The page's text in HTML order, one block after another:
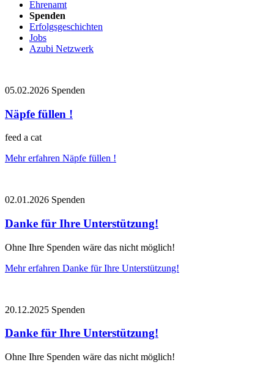
Ehrenamt
Spenden
Erfolgsgeschichten
Jobs
Azubi Netzwerk
05.02.2026 Spenden
Näpfe füllen !
feed a cat
Mehr erfahren Näpfe füllen !
02.01.2026 Spenden
Danke für Ihre Unterstützung!
Ohne Ihre Spenden wäre das nicht möglich!
Mehr erfahren Danke für Ihre Unterstützung!
20.12.2025 Spenden
Danke für Ihre Unterstützung!
Ohne Ihre Spenden wäre das nicht möglich!